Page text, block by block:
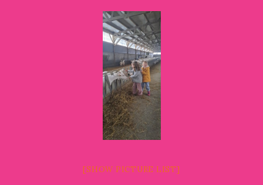
[SHOW PICTURE LIST]